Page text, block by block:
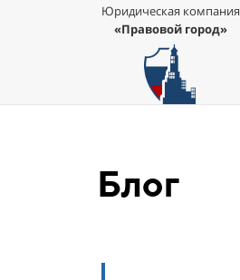
Юридическая компания
«Правовой город»
Блог